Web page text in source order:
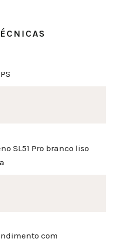
SL51 Pro branco liso
com